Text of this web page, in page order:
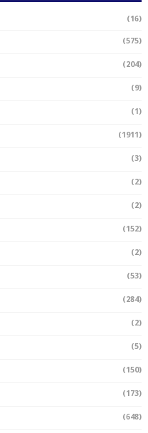
(16)
(575)
(204)
(9)
(1)
(1911)
(3)
(2)
(2)
(152)
(2)
(53)
(284)
(2)
(5)
(150)
(173)
(648)